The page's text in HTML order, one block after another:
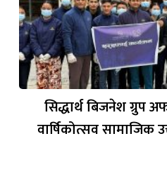
सिद्धार्थ बिजनेश ग्रुप
वार्षिकोत्सव सामाजिक